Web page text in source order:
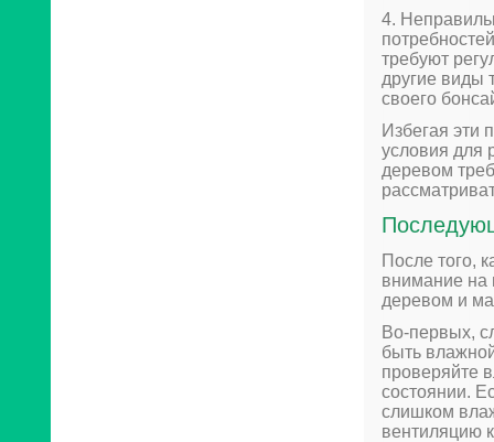
4.
требуют
другие виды
своего
Избегая эти
условия для
деревом
После того,
внимание на
деревом и
Во-первых,
быть
проверяйте
состоянии.
слишком
вентиляцию